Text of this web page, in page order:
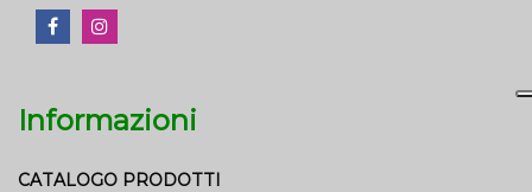
Informazioni
CATALOGO PRODOTTI